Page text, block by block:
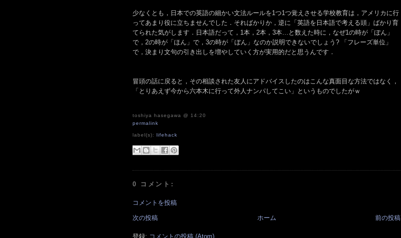
少なくとも，日本での英語の細かい文法ルールを1つ1つ覚えさせる学校教育は，アメリカに行
ってあまり役に立ちませんでした．そればかりか，逆に「英語を日本語で考える頭」ばかり育
てられた気がします．日本語だって，1本，2本，3本…と数えた時に，なぜ1の時が「ぽん」
で，2の時が「ほん」で，3の時が「ぼん」なのか説明できないでしょう? 「フレーズ単位」
で，決まり文句の引き出しを増やしていく方が実用的だと思うんです．
冒頭の話に戻ると，その相談された友人にアドバイスしたのはこんな真面目な方法ではなく，
「とりあえず今から六本木に行って外人ナンパしてこい」というものでしたがｗ
toshiya hasegawa @ 14:20
permalink
label(s):lifehack
0 コメント:
コメントを投稿
次の投稿 前の投稿
ホーム
登録: コメントの投稿 (Atom)